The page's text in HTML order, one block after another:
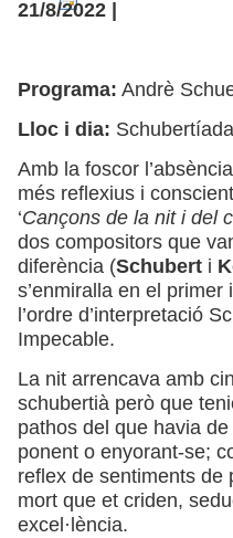
21/8/2022 |
Programa: Andrè
Lloc i dia: Schubertíada
Amb la foscor
més reflexius i
‘Cançons de la nit i del
dos compositors que
diferència (Schubert i
s’enmiralla en el
l’ordre d’interpretació
Impecable.
La nit arrencava amb
schubertià però que
pathos del que havia
ponent o enyorant-se;
reflex de sentiments de
mort que et criden,
excel·lència.